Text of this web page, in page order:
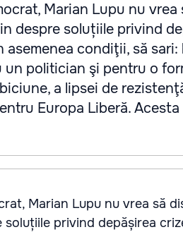
Marian Lupu nu
despre soluțiile privind
asemenea condiţii, să
un politician şi pentru o
a lipsei de
Europa Liberă.
Marian Lupu nu vrea să
soluțiile privind depășirea